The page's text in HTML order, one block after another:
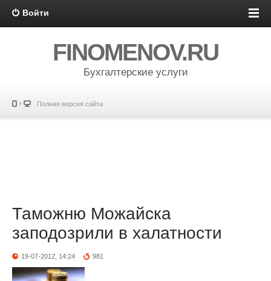
Войти
FINOMENOV.RU
Бухгалтерские услуги
Полная версия сайта
Таможню Можайска
заподозрили в халатности
19-07-2012, 14:24 981